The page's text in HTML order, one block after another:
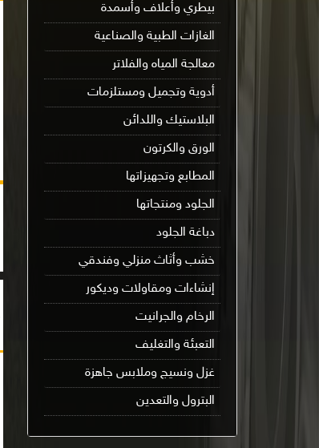
بيطري وأعلاف وأسمدة
الغازات الطبية والصناعية
معالجة المياه والفلاتر
أدوية وتجميل ومستلزمات
البلاستيك واللدائن
الورق والكرتون
المطابع وتجهيزاتها
الجلود ومنتجاتها
دباغة الجلود
خشب وأثاث منزلي وفندقي
إنشاءات ومقاولات وديكور
الرخام والجرانيت
التعبئة والتغليف
غزل ونسيج وملابس جاهزة
البترول والتعدين